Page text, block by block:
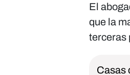
El
que la
terceras
Casas